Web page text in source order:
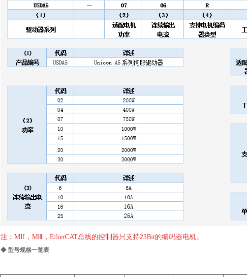
注：MII，MⅢ，EtherCAT总线的控制器只支持23Bit的编码器电机。
◆ 型号规格一览表